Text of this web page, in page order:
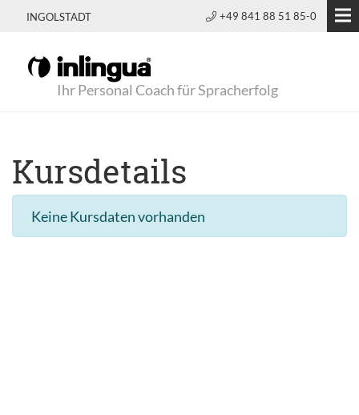
INGOLSTADT +49 841 88 51 85-0
Ihr Personal Coach für Spracherfolg
Kursdetails
Keine Kursdaten vorhanden